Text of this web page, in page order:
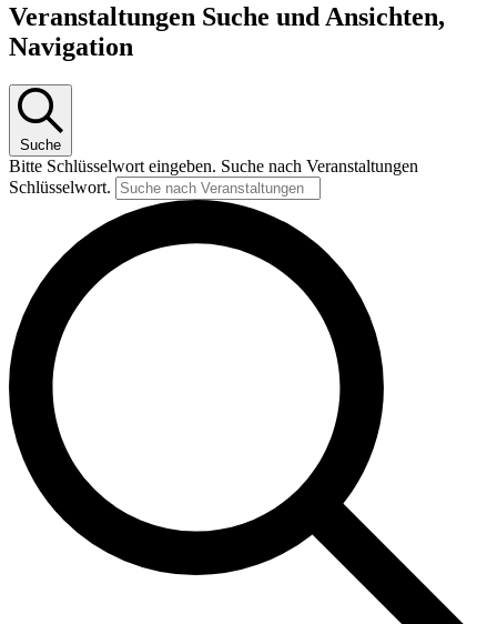
Veranstaltungen Suche und Ansichten,
Navigation
Suche
Bitte Schlüsselwort eingeben. Suche nach Veranstaltungen
Schlüsselwort.